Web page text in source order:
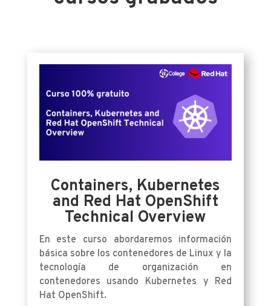
Containers, Kubernetes
and Red Hat OpenShift
Technical Overview
En este curso abordaremos información
básica sobre los contenedores de Linux y la
tecnología de organización en
contenedores usando Kubernetes y Red
Hat OpenShift.